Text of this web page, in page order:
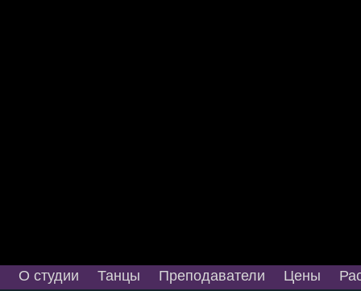
О студии Танцы Преподаватели Цены